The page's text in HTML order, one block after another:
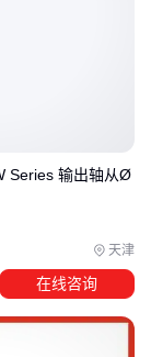
天津
Series 输出轴从Ø
在线咨询